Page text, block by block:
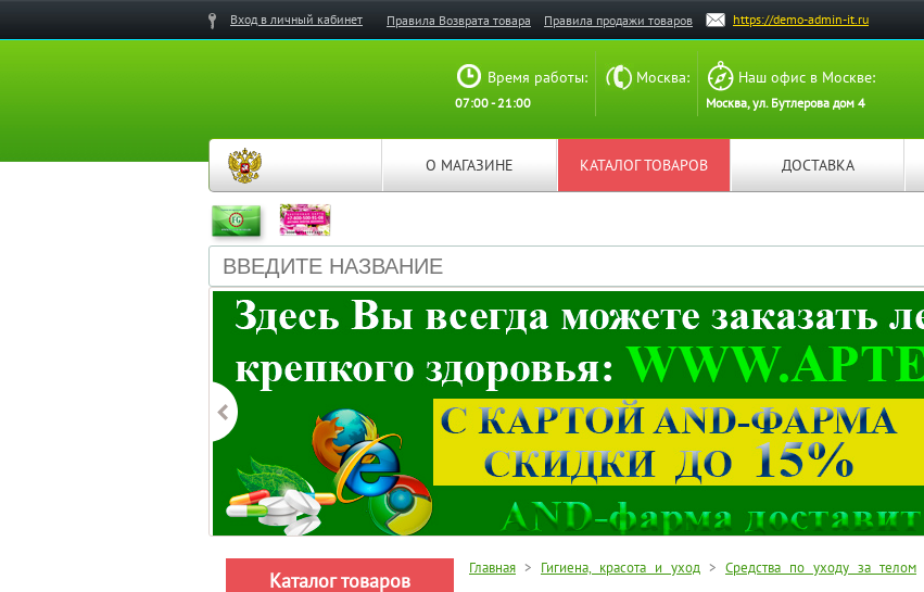
Вход в личный кабинет Правила Возврата товара Правила продажи товаров https://demo-admin-it.ru
Время работы:
07:00 - 21:00
Москва: Наш офис в Москве:
Москва, ул. Бутлерова дом 4
О МАГАЗИНЕ КАТАЛОГ ТОВАРОВ ДОСТАВКА
Каталог товаров
Главная > Гигиена, красота и уход > Средства по уходу за телом